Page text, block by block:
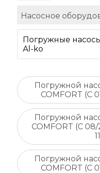
Насосное
Погружные
Al-ko
Погружной
COMFORT (С
Погружной
COMFORT (С
Погружной
COMFORT (С